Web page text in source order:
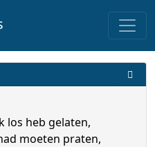
los heb gelaten,
moeten praten,